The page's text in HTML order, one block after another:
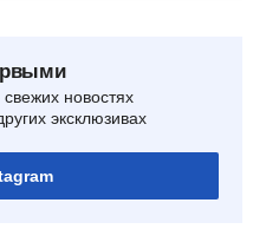
новостях
эксклюзивах